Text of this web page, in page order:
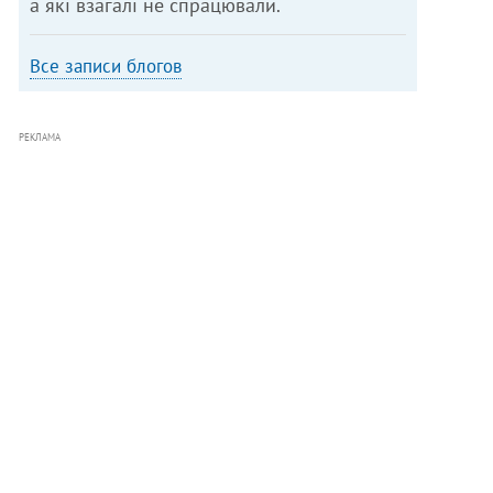
а які взагалі не спрацювали.
Все записи блогов
РЕКЛАМА